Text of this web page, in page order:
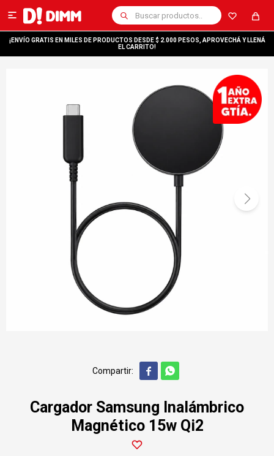

¡ENVÍO GRATIS EN MILES DE PRODUCTOS DESDE $ 2.000 PESOS, APROVECHÁ Y LLENÁ
EL CARRITO!
 
Cargador Samsung Inalámbrico
Magnético 15w Qi2